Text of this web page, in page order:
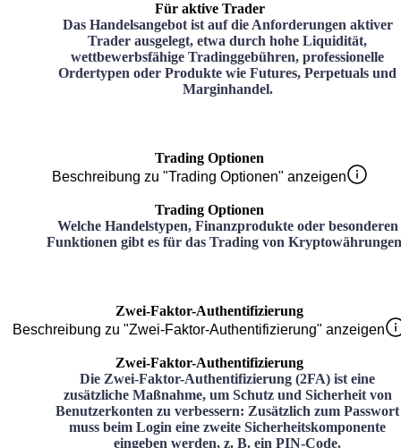
Für aktive Trader
Das Handelsangebot ist auf die Anforderungen aktiver
Trader ausgelegt, etwa durch hohe Liquidität,
wettbewerbsfähige Tradinggebühren, professionelle
Ordertypen oder Produkte wie Futures, Perpetuals und
Marginhandel.
Trading Optionen
Beschreibung zu "Trading Optionen" anzeigen
Trading Optionen
Welche Handelstypen, Finanzprodukte oder besonderen
Funktionen gibt es für das Trading von
Zwei-Faktor-Authentifizierung
Beschreibung zu "Zwei-Faktor-Authentifizierung" anzeigen
Zwei-Faktor-Authentifizierung
Die Zwei-Faktor-Authentifizierung (2FA) ist eine
zusätzliche Maßnahme, um Schutz und Sicherheit von
Benutzerkonten zu verbessern: Zusätzlich zum Passwort
muss beim Login eine zweite Sicherheitskomponente
eingeben werden, z. B. ein PIN-Code.